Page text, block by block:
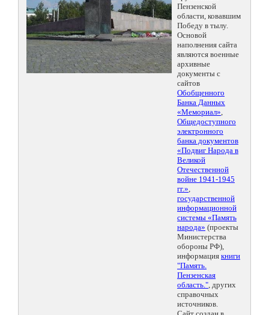
Пензенской
области, ковавшим
Победу в тылу.
Основой
наполнения сайта
являются военные
архивные
документы с
сайтов
Обобщенного
Банка Данных
«Мемориал»,
Общедоступного
электронного
банка документов
«Подвиг Народа в
Великой
Отечественной
войне 1941-1945
гг.»,
государственной
информационной
системы «Память
народа» (проекты
Министерства
обороны РФ),
информация книги
"Память.
Пензенская
область.", других
справочных
источников.